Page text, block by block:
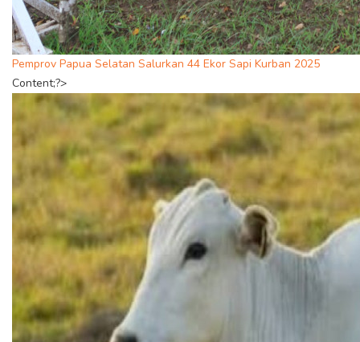
Pemprov Papua Selatan Salurkan 44 Ekor Sapi Kurban 2025
Content;?>